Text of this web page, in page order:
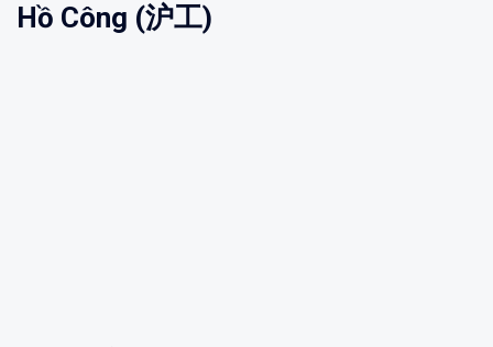
Hồ Công (沪工)